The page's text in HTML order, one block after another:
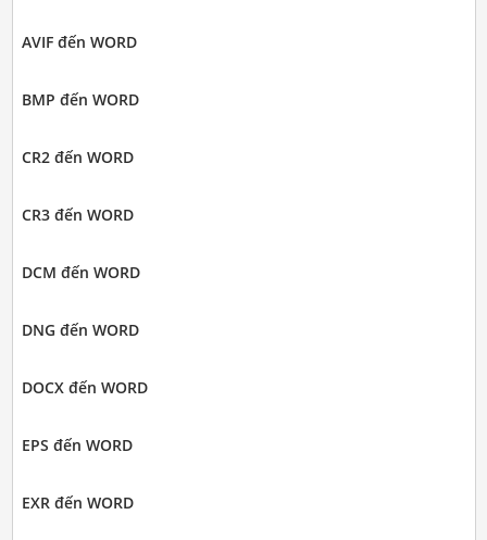
AVIF đến WORD
BMP đến WORD
CR2 đến WORD
CR3 đến WORD
DCM đến WORD
DNG đến WORD
DOCX đến WORD
EPS đến WORD
EXR đến WORD